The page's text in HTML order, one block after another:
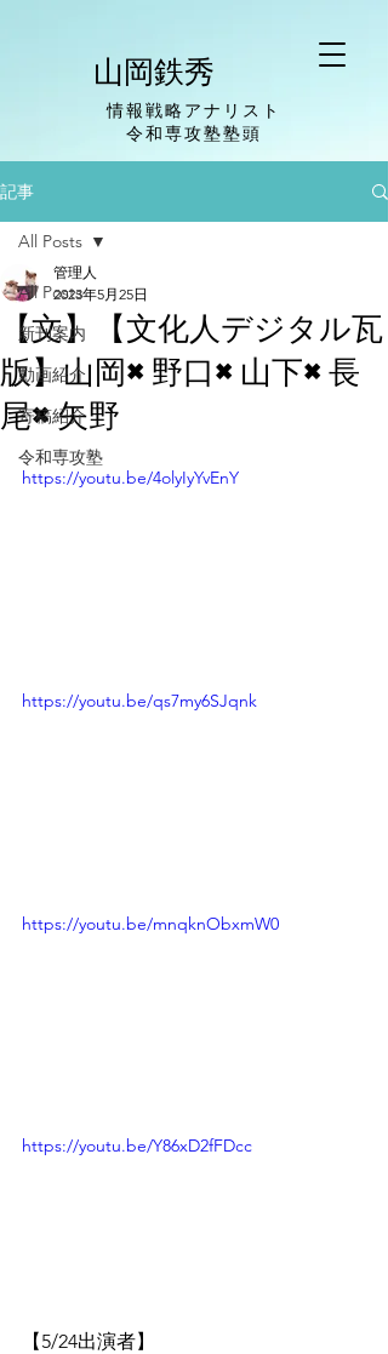
山岡鉄秀
情報戦略アナリスト
​令和専攻塾塾頭
記事
All Posts
新刊案内
動画紹介
寄稿紹介
令和専攻塾
All Posts
【文】【文化人デジタル瓦
版】山岡×野口×山下×長
尾×矢野
管理人
2023年5月25日
https://youtu.be/4olyIyYvEnY
https://youtu.be/qs7my6SJqnk
https://youtu.be/mnqknObxmW0
https://youtu.be/Y86xD2fFDcc
【5/24出演者】